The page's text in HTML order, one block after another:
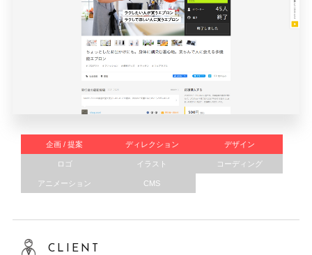
企画 / 提案 ディレクション デザイン
ロゴ イラスト コーディング
アニメーション CMS
CLIENT